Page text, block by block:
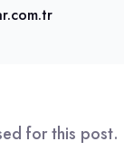
for this post.